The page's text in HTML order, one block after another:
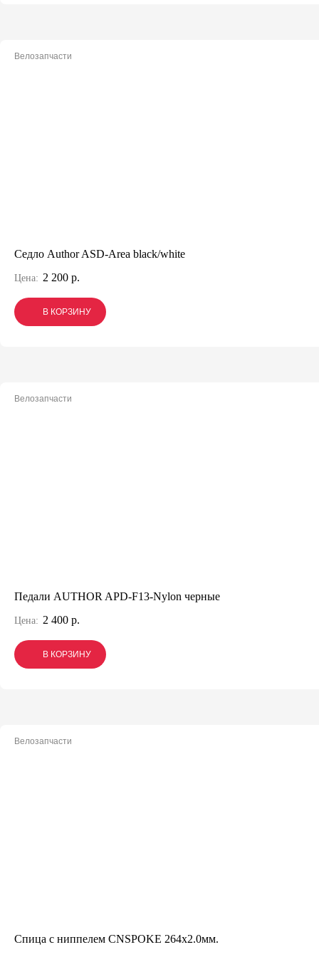
Велозапчасти
Седло Author ASD-Area black/white
Цена: 2 200 р.
В КОРЗИНУ
В КОРЗИНУ
В КОРЗИНУ
Велозапчасти
Педали AUTHOR APD-F13-Nylon черные
Цена: 2 400 р.
В КОРЗИНУ
В КОРЗИНУ
В КОРЗИНУ
Велозапчасти
Спица с ниппелем CNSPOKE 264х2.0мм.